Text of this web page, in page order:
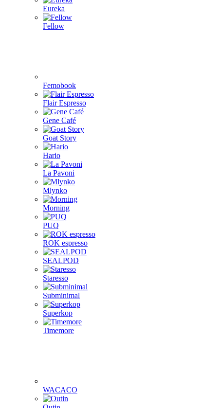
Eureka
Fellow
Femobook
Flair Espresso
Gene Café
Goat Story
Hario
La Pavoni
Mlynko
Morning
PUQ
ROK espresso
SEALPOD
Staresso
Subminimal
Superkop
Timemore
WACACO